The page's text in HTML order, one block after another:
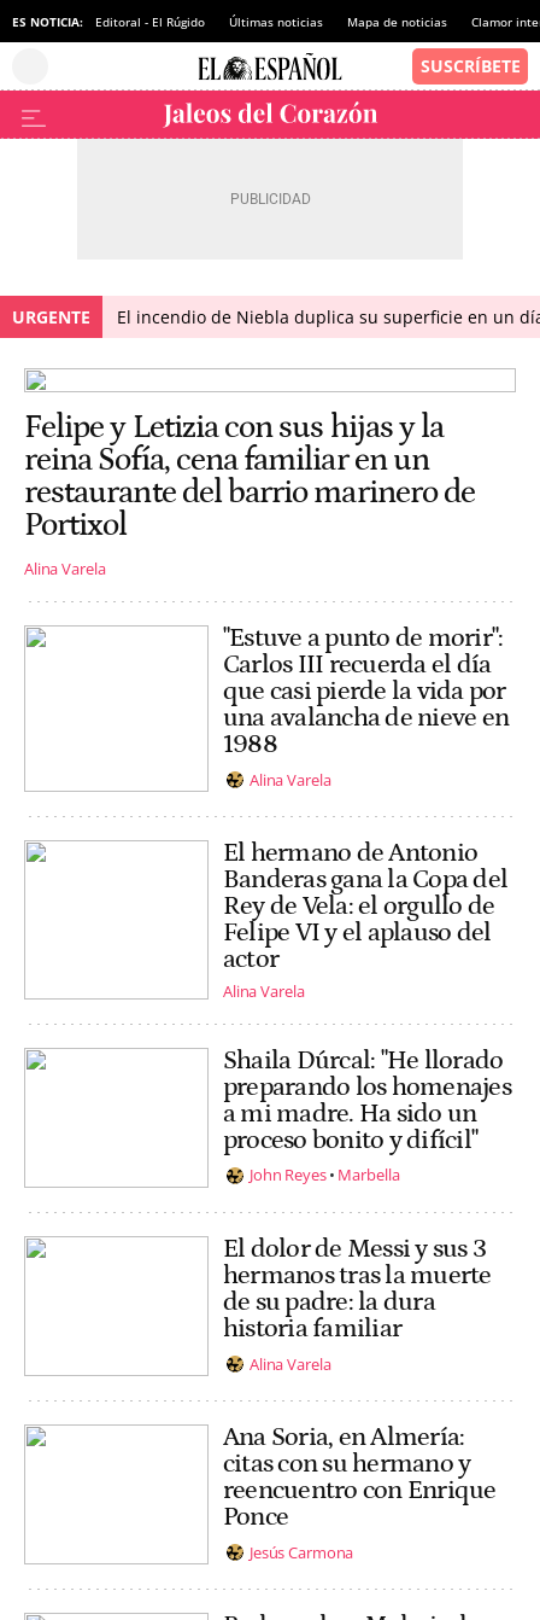
ES NOTICIA: Editoral - El Rúgido Últimas noticias Mapa de noticias Clamor
URGENTE El incendio de Niebla duplica su superficie en un
Felipe y Letizia con sus hijas y la
reina Sofía, cena familiar en un
restaurante del barrio marinero de
Portixol
Alina Varela
"Estuve a punto de morir":
Carlos III recuerda el día
que casi pierde la vida por
una avalancha de nieve en
1988
Alina Varela
El hermano de Antonio
Banderas gana la Copa del
Rey de Vela: el orgullo de
Felipe VI y el aplauso del
actor
Alina Varela
Shaila Dúrcal: "He llorado
preparando los homenajes
a mi madre. Ha sido un
proceso bonito y difícil"
John Reyes Marbella
El dolor de Messi y sus 3
hermanos tras la muerte
de su padre: la dura
historia familiar
Alina Varela
Ana Soria, en Almería:
citas con su hermano y
reencuentro con Enrique
Ponce
Jesús Carmona